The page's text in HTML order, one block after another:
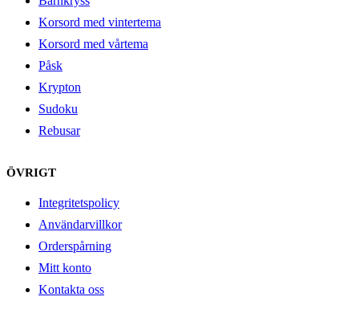
Korsord med vintertema
Korsord med vårtema
Påsk
Krypton
Sudoku
Rebusar
ÖVRIGT
Integritetspolicy
Användarvillkor
Orderspårning
Mitt konto
Kontakta oss